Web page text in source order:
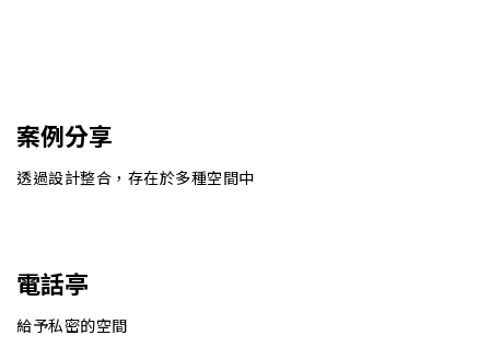
案例分享
透過設計整合，存在於多種空間中
電話亭
給予私密的空間